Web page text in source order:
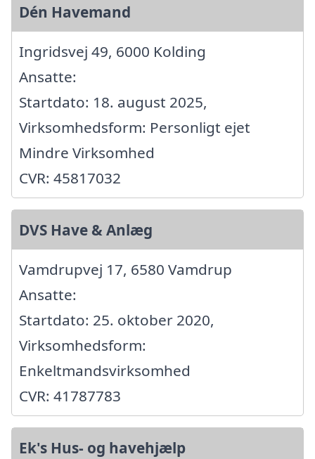
Dén Havemand
Ingridsvej 49, 6000 Kolding
Ansatte:
Startdato: 18. august 2025,
Virksomhedsform: Personligt ejet
Mindre Virksomhed
CVR: 45817032
DVS Have & Anlæg
Vamdrupvej 17, 6580 Vamdrup
Ansatte:
Startdato: 25. oktober 2020,
Virksomhedsform:
Enkeltmandsvirksomhed
CVR: 41787783
Ek's Hus- og havehjælp